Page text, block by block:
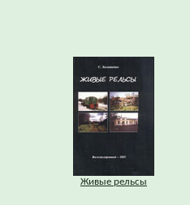
Живые рельсы